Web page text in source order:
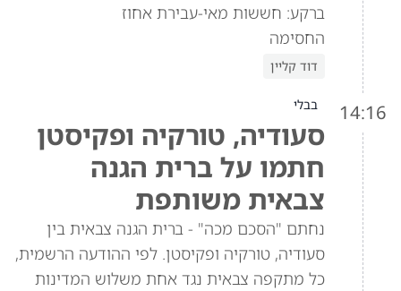
ברקע: חששות מאי-עבירת אחוז
החסימה
דוד קליין
14:16 בבלי
סעודיה, טורקיה ופקיסטן
חתמו על ברית הגנה
צבאית משותפת
נחתם "הסכם מכה" - ברית הגנה צבאית בין
סעודיה, טורקיה ופקיסטן. לפי ההודעה הרשמית,
כל מתקפה צבאית נגד אחת משלוש המדינות